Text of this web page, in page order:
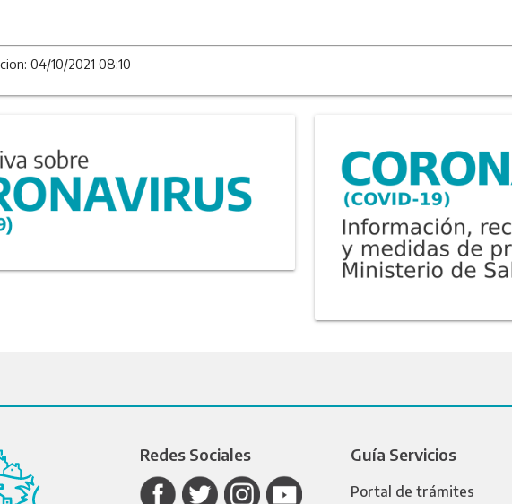
04/10/2021 08:10
Redes Sociales Guía Servicios
Portal de trámites